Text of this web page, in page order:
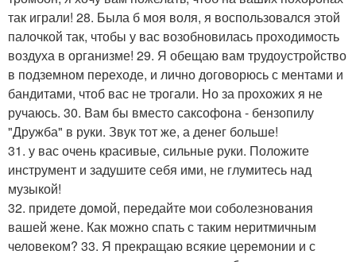
так играли! 28. Была б моя воля, я воспользовался этой
палочкой так, чтобы у вас возобновилась проходимость
воздуха в организме! 29. Я обещаю вам трудоустройство
в подземном переходе, и лично договорюсь с ментами и
бандитами, чтоб вас не трогали. Но за прохожих я не
ручаюсь. 30. Вам бы вместо саксофона - бензопилу
"Дружба" в руки. Звук тот же, а денег больше!
31. у вас очень красивые, сильные руки. Положите
инструмент и задушите себя ими, не глумитесь над
музыкой!
32. придете домой, передайте мои соболезнования
вашей жене. Как можно спать с таким неритмичным
человеком? 33. Я прекращаю всякие церемонии и с